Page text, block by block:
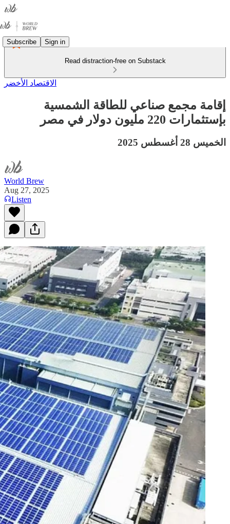
Subscribe Sign in
Read distraction-free on Substack
الاقتصاد الأخضر
إقامة مجمع صناعي للطاقة الشمسية
بإستثمارات 220 مليون دولار في مصر
الخميس 28 أغسطس 2025
World Brew
Aug 27, 2025
Listen